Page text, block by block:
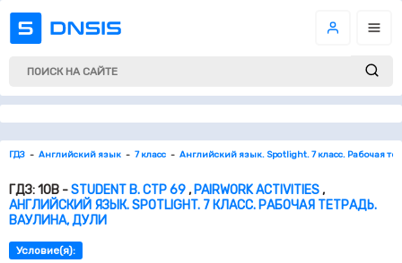
ГДЗ Английский язык 7 класс Английский язык. Spotlight. 7 класс. Рабочая
ГДЗ: 10B -STUDENT B. СТР 69, PAIRWORK ACTIVITIES,
АНГЛИЙСКИЙ ЯЗЫК. SPOTLIGHT. 7 КЛАСС. РАБОЧАЯ ТЕТРАДЬ.
ВАУЛИНА, ДУЛИ
Условие(я):